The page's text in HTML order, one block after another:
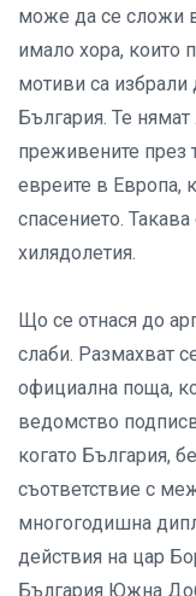
може да се сложи
имало хора, които
мотиви са
България. Те
преживените през
евреите в Европа,
спасението.
хилядолетия.
Що се отнася до
слаби. Размахват
официална поща,
ведомство
когато България,
съответствие с
многогодишна
действия на цар
България Южна